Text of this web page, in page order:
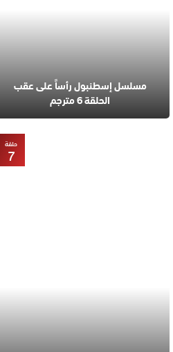
مسلسل إسطنبول رأساً على عقب
الحلقة 6 مترجم
حلقة
7